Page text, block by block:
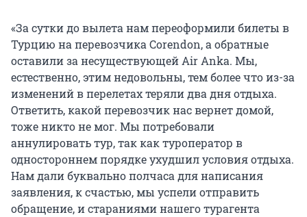
«За сутки до вылета нам переоформили билеты в
Турцию на перевозчика Corendon, а обратные
оставили за несуществующей Air Anka. Мы,
естественно, этим недовольны, тем более что из-за
изменений в перелетах теряли два дня отдыха.
Ответить, какой перевозчик нас вернет домой,
тоже никто не мог. Мы потребовали
аннулировать тур, так как туроператор в
одностороннем порядке ухудшил условия отдыха.
Нам дали буквально полчаса для написания
заявления, к счастью, мы успели отправить
обращение, и стараниями нашего турагента